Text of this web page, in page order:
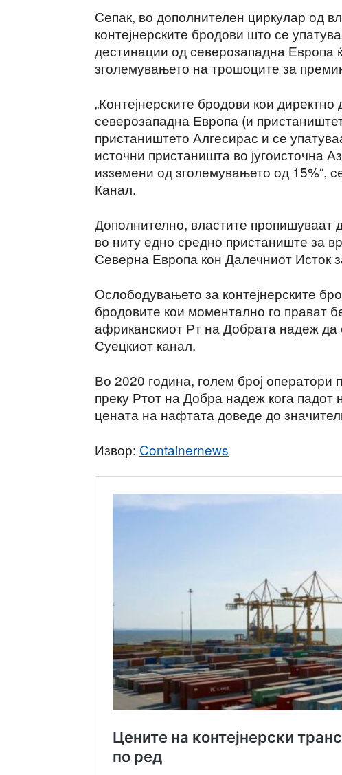
Сепак, во дополнителен циркулар од
контејнерските бродови што се
дестинации од северозападна Европа
зголемувањето на трошоците за
„Контејнерските бродови кои
северозападна Европа (и
пристаништето Алгесирас и се
источни пристаништа во југоисточна
изземени од зголемувањето од 15%“,
Канал.
Дополнително, властите пропишуваат
во ниту едно средно пристаниште за
Северна Европа кон Далечниот Исток
Oслободувањето за контејнерските
бродовите кои моментално го прават
африканскиот Рт на Добрата надеж да
Суецкиот канал.
Во 2020 година, голем број оператори
преку Ртот на Добра надеж кога
цената на нафтата доведе до
Извор: Containernews